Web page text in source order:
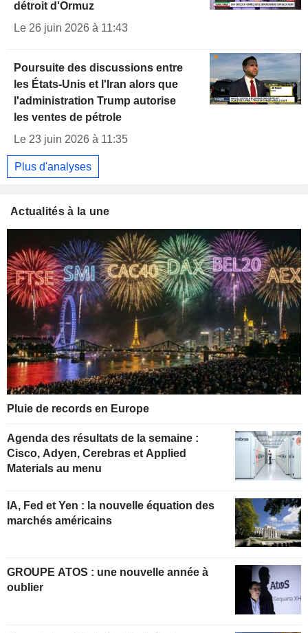
détroit d'Ormuz
Le 26 juin 2026 à 11:43
Poursuite des discussions entre
les États-Unis et l'Iran alors que
l'administration Trump autorise
les ventes de pétrole
Le 23 juin 2026 à 11:35
Plus d'analyses
Actualités à la une
Pluie de records en Europe
Agenda des résultats de la semaine :
Cisco, Adyen, Cerebras et Applied
Materials au menu
IA, Fed et Yen : la nouvelle équation des
marchés américains
GROUPE ATOS : une nouvelle année à
oublier